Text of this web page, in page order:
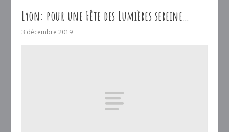
Lyon: pour une Fête des Lumières sereine…
3 décembre 2019